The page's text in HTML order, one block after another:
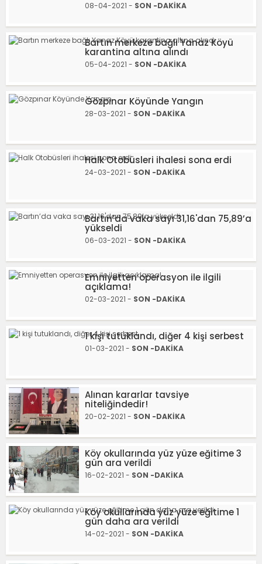
08-04-2021 - SON -DAKİKA
Bartın merkeze bağlı Yanaz Köyü
karantina altına alındı
05-04-2021 - SON -DAKİKA
Gözpınar Köyünde Yangın
28-03-2021 - SON -DAKİKA
Halk Otobüsleri ihalesi sona erdi
24-03-2021 - SON -DAKİKA
Bartın’da vaka sayı 31,16'dan 75,89’a
yükseldi
06-03-2021 - SON -DAKİKA
Emniyetten operasyon ile ilgili
açıklama!
02-03-2021 - SON -DAKİKA
1 kişi tutuklandı, diğer 4 kişi serbest
01-03-2021 - SON -DAKİKA
Alınan kararlar tavsiye
niteliğindedir!
20-02-2021 - SON -DAKİKA
Köy okullarında yüz yüze eğitime 3
gün ara verildi
16-02-2021 - SON -DAKİKA
Köy okullarında yüz yüze eğitime 1
gün daha ara verildi
14-02-2021 - SON -DAKİKA